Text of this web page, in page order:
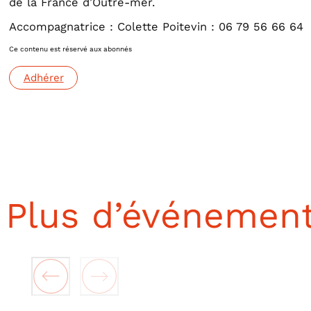
Accompagnatrice : Colette Poitevin : 06 79 56 66 64
Ce contenu est réservé aux abonnés
Adhérer
Plus